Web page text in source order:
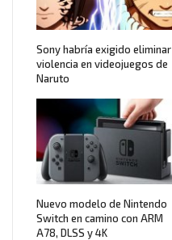
Sony habría exigido eliminar
violencia en videojuegos de
Naruto
Nuevo modelo de Nintendo
Switch en camino con ARM
A78, DLSS y 4K